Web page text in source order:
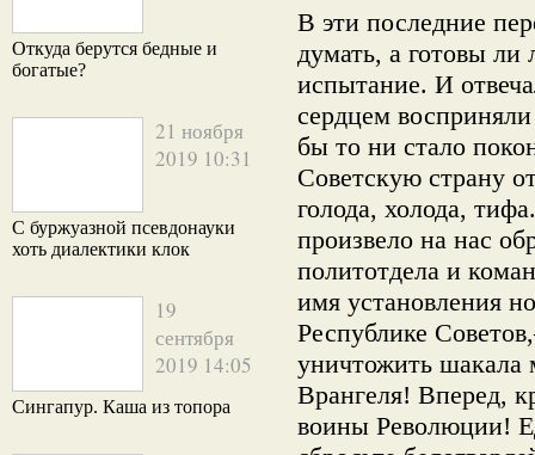
Откуда берутся бедные и
богатые?
21 ноября
2019 10:31
С буржуазной псевдонауки
хоть диалектики клок
19
сентября
2019 14:05
Сингапур. Каша из топора
В эти последние
думать, а готовы ли
испытание. И
сердцем
бы то ни стало
Советскую страну
голода, холода,
произвело на нас
политотдела и
имя установления
Республике
уничтожить шакала
Врангеля! Вперед,
воины Революции!